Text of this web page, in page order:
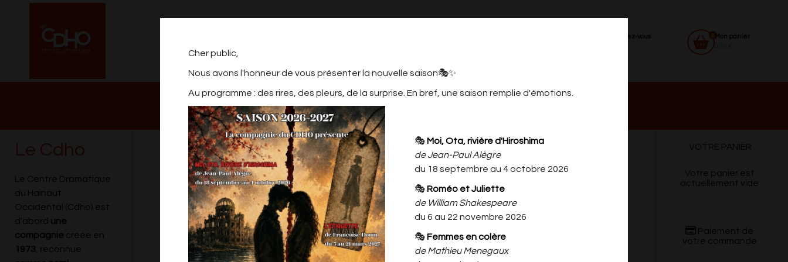
Cher public,
Nous avons l'honneur de vous présenter la nouvelle saison🎭✨
Au programme : des rires, des pleurs, de la surprise. En bref, une saison remplie d'émotions.
🎭 Moi, Ota, rivière d'Hiroshima
de Jean-Paul Alègre
du 18 septembre au 4 octobre 2026
🎭 Roméo et Juliette
de William Shakespeare
du 6 au 22 novembre 2026
🎭 Femmes en colère
de Mathieu Menegaux
Identifiez-vous 0 Mon panier
NOTRE PROGRAMMATION
2026/2027
LE CDHO, C'EST AUSSI ...
L'ACTU DU
Le Cdho
Le Centre Dramatique
du Hainaut
Occidental (Cdho) est
d'abord une
compagnie créée en
1973 , reconnue
SPECTACLE ATELIER ENFANTS MARIE 7/9 ANS MERCREDI
SPECTACLE ATELIER ENFANTS
MARIE 7/9 ans MERCREDI
(14h/15h30)
Attention ce spectacle est
uniquement réservé aux membres
du cercle familial
VOTRE PANIER
Votre panier est
actuellement vide
Paiement de
votre commande